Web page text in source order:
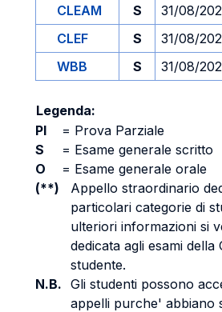
CLEAM S 31/08/
CLEF
S 31/08/
WBB
S 31/08/
Legenda:
PI
= Prova Parziale
S
= Esame generale scritto
O
= Esame generale orale
(**)
Appello straordinario
particolari categorie di
ulteriori informazioni si
dedicata agli esami della
studente.
N.B. Gli studenti possono
appelli purche' abbiano